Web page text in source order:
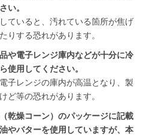
い。
ていると、汚れている箇所が焦げ
りする恐れがあります。
や電子レンジ庫内などが十分に冷
使用してください。
子レンジの庫内が高温となり、製
ど等の恐れがあります。
乾燥コーン）のパッケージに記載
やバターを使用していますが、本